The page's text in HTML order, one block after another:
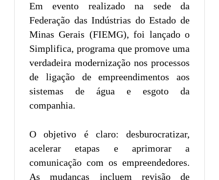
Em evento realizado na sede da
Federação das Indústrias do Estado de
Minas Gerais (FIEMG), foi lançado o
Simplifica, programa que promove uma
verdadeira modernização nos processos
de ligação de empreendimentos aos
sistemas de água e esgoto da
companhia.
O objetivo é claro: desburocratizar,
acelerar etapas e aprimorar a
comunicação com os empreendedores.
As mudanças incluem revisão de